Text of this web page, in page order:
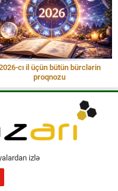
cı il üçün bütün bürclərin
proqnozu
izlə